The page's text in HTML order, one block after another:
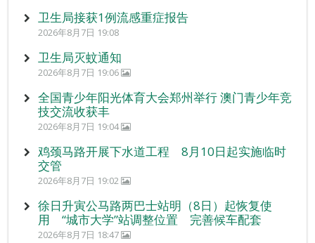
卫生局接获1例流感重症报告
2026年8月7日 19:08
卫生局灭蚊通知
2026年8月7日 19:06
全国青少年阳光体育大会郑州举行 澳门青少年竞
技交流收获丰
2026年8月7日 19:04
鸡颈马路开展下水道工程 8月10日起实施临时
交管
2026年8月7日 19:02
徐日升寅公马路两巴士站明（8日）起恢复使
用 “城市大学”站调整位置 完善候车配套
2026年8月7日 18:47